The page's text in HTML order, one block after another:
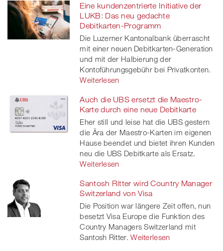
Eine kundenzentrierte Initiative der
LUKB: Das neu gedachte
Debitkarten-Programm
Die Luzerner Kantonalbank überrascht
mit einer neuen Debitkarten-Generation
und mit der Halbierung der
Kontoführungsgebühr bei Privatkonten.
Weiterlesen
Auch die UBS ersetzt die Maestro-
Karte durch eine neue Debitkarte
Eher still und leise hat die UBS gestern
die Ära der Maestro-Karten im eigenen
Hause beendet und bietet ihren Kunden
neu die UBS Debitkarte als Ersatz.
Weiterlesen
Santosh Ritter wird Country Manager
Switzerland von Visa
Die Position war längere Zeit offen, nun
besetzt Visa Europe die Funktion des
Country Managers Switzerland mit
Santosh Ritter. Weiterlesen